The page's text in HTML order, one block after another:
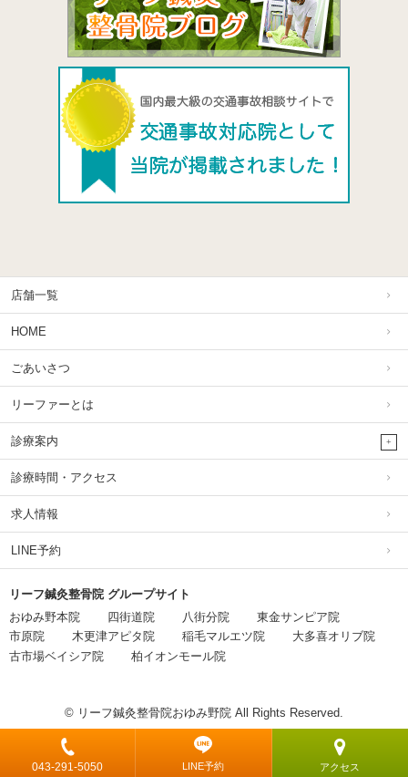
043-291-5050 LINE予約 アクセス
店舗一覧
HOME
ごあいさつ
リーファーとは
診療案内
診療時間・アクセス
求人情報
LINE予約
リーフ鍼灸整骨院 グループサイト
おゆみ野本院
四街道院 八街分院
東金サンピア院
市原院
木更津アピタ院 稲毛マルエツ院
大多喜オリブ院
古市場ベイシア院
柏イオンモール院
© リーフ鍼灸整骨院おゆみ野院 All Rights Reserved.